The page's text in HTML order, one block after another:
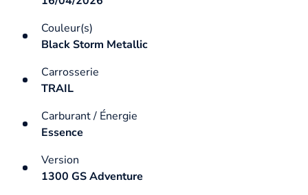
Couleur(s)
Black Storm Metallic
Carrosserie
TRAIL
Carburant / Énergie
Essence
Version
1300 GS Adventure